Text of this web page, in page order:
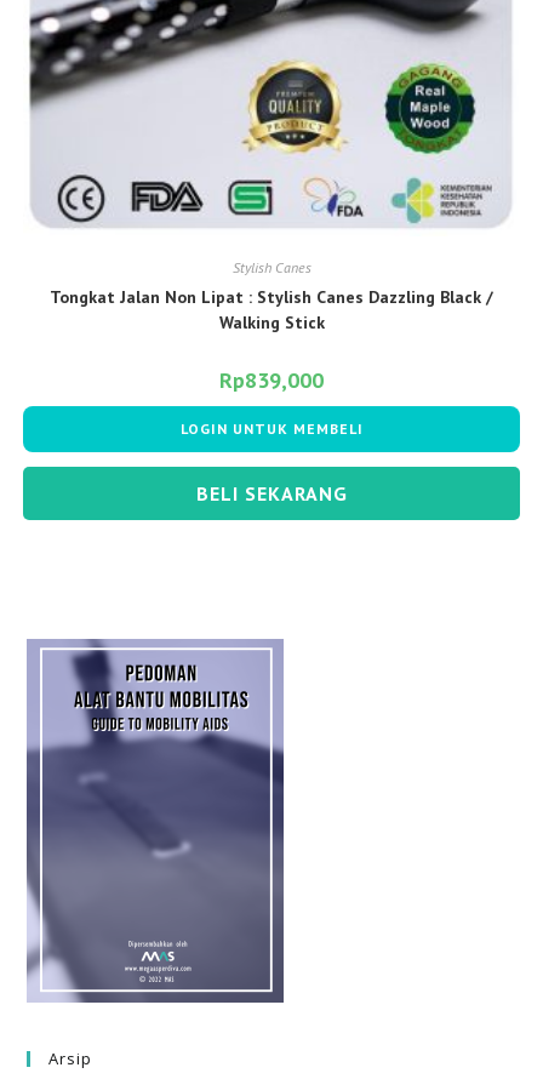
Stylish Canes
Tongkat Jalan Non Lipat : Stylish Canes Dazzling Black /
Walking Stick
Rp839,000
LOGIN UNTUK MEMBELI
BELI SEKARANG
Arsip